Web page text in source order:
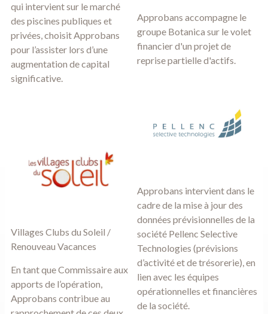
qui intervient sur le marché
des piscines publiques et
privées, choisit Approbans
pour l’assister lors d’une
augmentation de capital
significative.
Approbans accompagne le
groupe Botanica sur le volet
financier d'un projet de
reprise partielle d'actifs.
Villages Clubs du Soleil /
Renouveau Vacances
En tant que Commissaire aux
apports de l’opération,
Approbans contribue au
Approbans intervient dans le
cadre de la mise à jour des
données prévisionnelles de la
société Pellenc Selective
Technologies (prévisions
d’activité et de trésorerie), en
lien avec les équipes
opérationnelles et financières
de la société.